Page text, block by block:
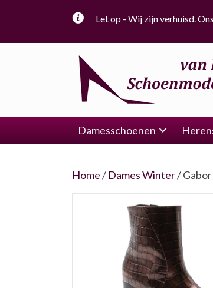
Let op - Wij zijn verhuisd.
Damesschoenen
Home/ Dames Winter/